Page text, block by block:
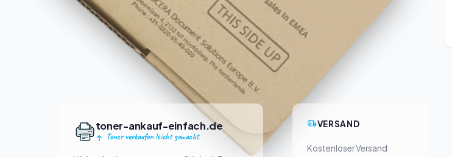
toner-ankauf-einfach.de
Toner verkaufen leicht gemacht
VERSAND
Kostenloser Versand